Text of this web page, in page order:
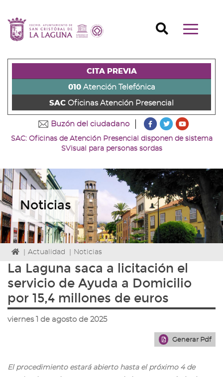
contenido
principal
página
s)
a
la
la
+
Ir
al
la
+
Ir
principal
u)
Mostrar/
Buscador
CITA PREVIA
010Atención Telefónica
SAC Oficinas Atención Presencial
Buzón del ciudadano
???
Ir
a
página
de
Facebook
???
Ir
página
de
Twitter
Ir
canal
de
Youtube
SAC: Oficinas de Atención Presencial disponen de sistema
SVisual para personas sordas
Noticias
Icono
Home
para
a
la
página
Actualidad Noticias
La Laguna saca a licitación el
servicio de Ayuda a Domicilio
por 15,4 millones de euros
viernes 1 de agosto de 2025
Generar Pdf
El procedimiento estará abierto hasta el próximo 4 de